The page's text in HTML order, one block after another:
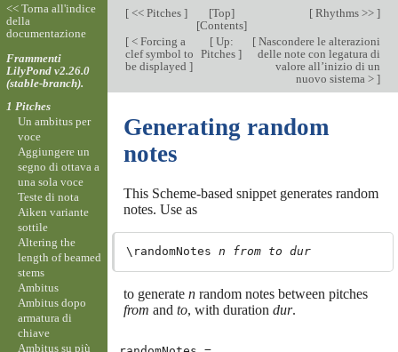
[<< Pitches ] [Top]
[Contents]
[Rhythms >> ]
[< Forcing a
clef symbol to
be displayed ]
[Up:
Pitches]
[Nascondere le alterazioni
delle note con legatura di
valore all’inizio di un
nuovo sistema > ]
Generating random
notes
This Scheme-based snippet generates random
notes. Use as
\randomNotes n from to dur
to generate nrandom notes between pitches
from and to, with duration dur.
<< Torna all'indice
della
documentazione
Frammenti
LilyPond v2.26.0
(stable-branch).
1 Pitches
Un ambitus per
voce
Aggiungere un
segno di ottava a
una sola voce
Teste di nota
Aiken variante
sottile
Altering the
length of beamed
stems
Ambitus
Ambitus dopo
armatura di
chiave
Ambitus su più